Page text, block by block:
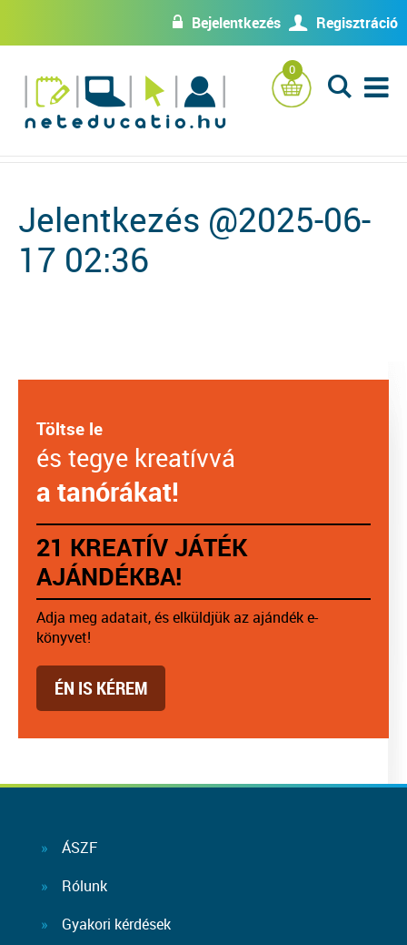
w Bejelentkezés U Regisztráció
0
L
Jelentkezés @2025-06-
17 02:36
Töltse le
és tegye kreatívvá
a tanórákat!
21 KREATÍV JÁTÉK
AJÁNDÉKBA!
Adja meg adatait, és elküldjük az ajándék e-
könyvet!
ÉN IS KÉREM
ÁSZF
Rólunk
Gyakori kérdések